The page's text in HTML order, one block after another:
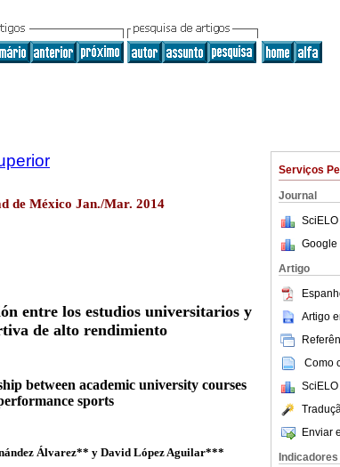
Serviços
Journal
Google
Artigo
Artigo
Como
Enviar
Indicadores
de México Jan./Mar. 2014
entre los estudios universitarios y
de alto rendimiento
between academic university courses
sports
Álvarez** y David López Aguilar***